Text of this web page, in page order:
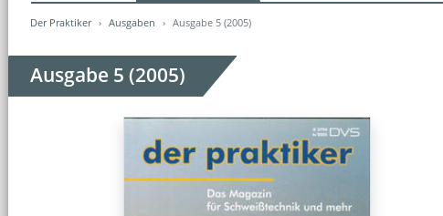
Der Praktiker Ausgaben Ausgabe 5 (2005)
Ausgabe 5 (2005)